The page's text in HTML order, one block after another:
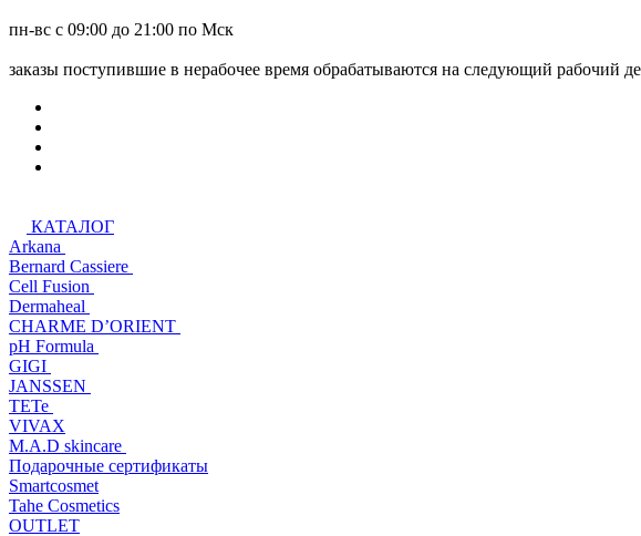
пн-вс с 09:00 до 21:00 по Мск
заказы поступившие в нерабочее время обрабатываются на следующий рабочий
КАТАЛОГ
Arkana
Bernard Cassiere
Cell Fusion
Dermaheal
CHARME D’ORIENT
pH Formula
GIGI
JANSSEN
TETe
VIVAX
M.A.D skincare
Подарочные сертификаты
Smartcosmet
Tahe Cosmetics
OUTLET